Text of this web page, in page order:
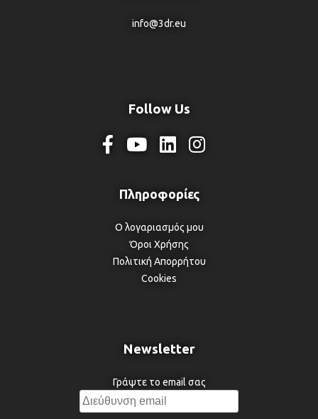
info@3dr.eu
Follow Us
Ο λογαριασμός μου
Όροι Χρήσης
Πολιτική Απορρήτου
Cookies
Newsletter
Γράψτε το email σας